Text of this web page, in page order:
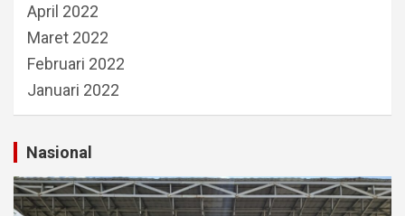
April 2022
Maret 2022
Februari 2022
Januari 2022
Nasional